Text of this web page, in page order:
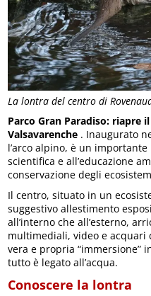
La lontra del centro di
Parco Gran Paradiso: riapre
Valsavarenche . Inaugurato
l’arco alpino, è un
scientifica e all’educazione
conservazione degli
Il centro, situato in un
suggestivo allestimento
all’interno che all’esterno,
multimediali, video e
vera e propria “immersione”
tutto è legato all’acqua.
Conoscere la lontra